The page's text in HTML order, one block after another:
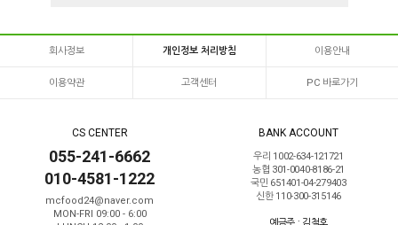
회사정보 개인정보 처리방침 이용안내
이용약관 고객센터 PC 바로가기
CS CENTER
055-241-6662
010-4581-1222
mcfood24@naver.com
MON-FRI 09:00 - 6:00
BANK ACCOUNT
우리 1002-634-121721
농협 301-0040-8186-21
국민 651401-04-279403
신한 110-300-315146